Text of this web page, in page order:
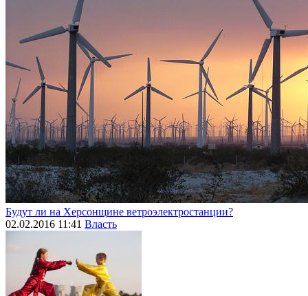
Будут ли на Херсонщине ветроэлектростанции?
02.02.2016 11:41 Власть